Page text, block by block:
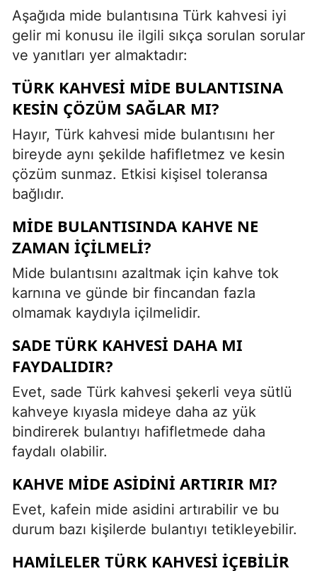
Aşağıda mide bulantısına Türk kahvesi iyi
gelir mi konusu ile ilgili sıkça sorulan sorular
ve yanıtları yer almaktadır:
TÜRK KAHVESI MIDE BULANTISINA
KESIN ÇÖZÜM SAĞLAR MI?
Hayır, Türk kahvesi mide bulantısını her
bireyde aynı şekilde hafifletmez ve kesin
çözüm sunmaz. Etkisi kişisel toleransa
bağlıdır.
MIDE BULANTISINDA KAHVE NE
ZAMAN İÇILMELI?
Mide bulantısını azaltmak için kahve tok
karnına ve günde bir fincandan fazla
olmamak kaydıyla içilmelidir.
SADE TÜRK KAHVESI DAHA MI
FAYDALIDIR?
Evet, sade Türk kahvesi şekerli veya sütlü
kahveye kıyasla mideye daha az yük
bindirerek bulantıyı hafifletmede daha
faydalı olabilir.
KAHVE MIDE ASIDINI ARTIRIR MI?
Evet, kafein mide asidini artırabilir ve bu
durum bazı kişilerde bulantıyı tetikleyebilir.
HAMILELER TÜRK KAHVESI İÇEBILIR